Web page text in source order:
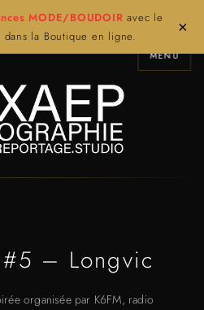
MODE/BOUDOIR avec le
dans la Boutique en ligne.
×
MENU
#5 – Longvic
organisée par K6FM, radio